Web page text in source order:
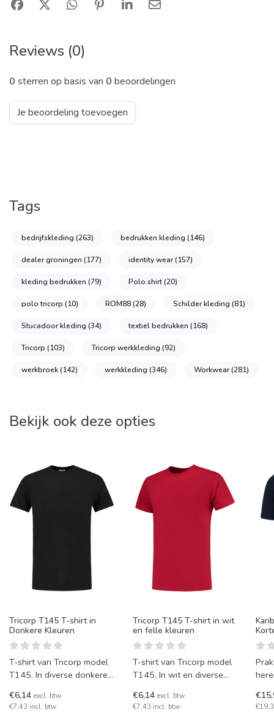
Reviews (0)
0 sterren op basis van 0 beoordelingen
Je beoordeling toevoegen
Tags
bedrijfskleding (263) bedrukken kleding (146)
dealer groningen (177) identity wear(157)
kleding bedrukken (79) Polo shirt(20)
polo tricorp (10) ROM88(28) Schilder kleding (81)
Stucadoor kleding (34) textiel bedrukken (168)
Tricorp (103) Tricorp werkkleding (92)
werkbroek(142) werkkleding (346) Workwear(281)
Bekijk ook deze opties
Tricorp T145 T-shirt in
Donkere Kleuren
T-shirt van Tricorp model
T145. In diverse donkere
€6,14 excl. btw
€7,43 incl. btw
Tricorp T145 T-shirt in wit
en felle kleuren
T-shirt van Tricorp model
T145. In wit en diverse
€6,14 excl. btw
€7,43 incl. btw
kan